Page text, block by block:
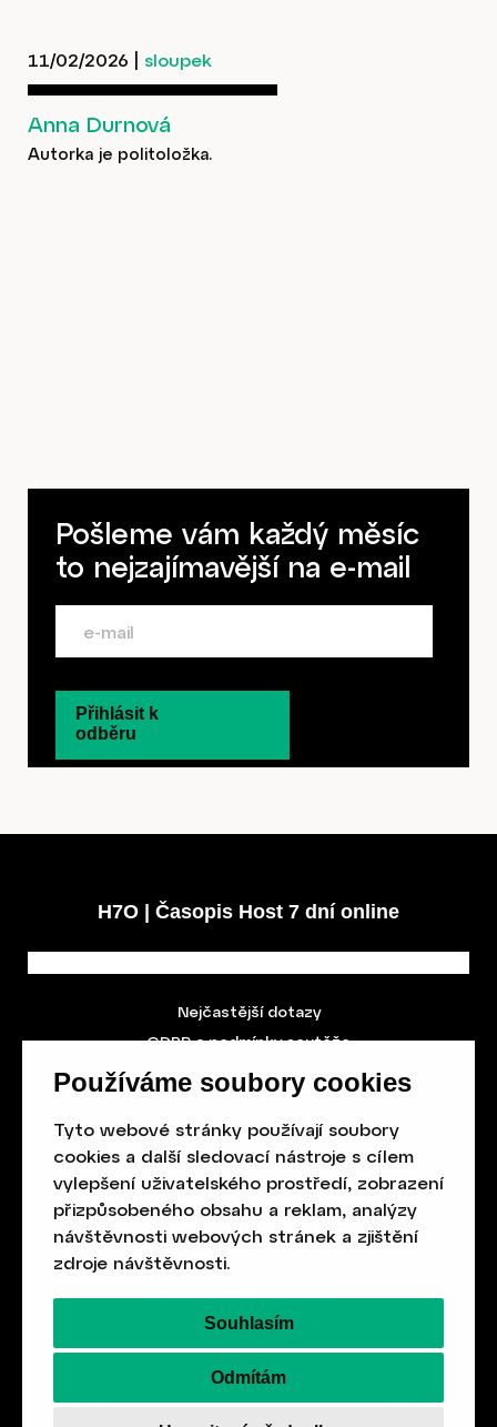
Používáme soubory cookies
Tyto webové stránky používají soubory
cookies a další sledovací nástroje s cílem
vylepšení uživatelského prostředí, zobrazení
přizpůsobeného obsahu a reklam, analýzy
návštěvnosti webových stránek a zjištění
zdroje návštěvnosti.
Souhlasím
Odmítám
11/02/2026 sloupek
Anna Durnová
Autorka je politoložka.
Pošleme vám každý měsíc
to nejzajímavější na e-mail
Přihlásit k
odběru
H7O | Časopis Host 7 dní online
Nejčastější dotazy
GDPR a podmínky soutěže
Obchodní podmínky
Spolek přátel vydávání
časopisu HOST
Beethovenova 25/4
657 42 Brno-střed
objednavky@casopishost.cz
+420 775 995 695
Revue Host vychází s laskavou finanční
podporou Ministerstva kultury ČR